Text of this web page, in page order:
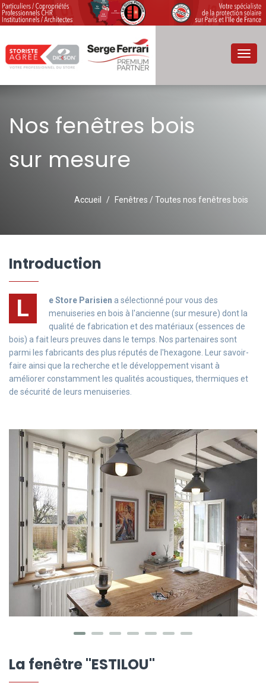
Nos fenêtres bois
sur mesure
Accueil Fenêtres / Toutes nos fenêtres bois
Introduction
L e Store Parisien a sélectionné pour vous des
menuiseries en bois à l'ancienne (sur mesure) dont la
qualité de fabrication et des matériaux (essences de
bois) a fait leurs preuves dans le temps. Nos partenaires sont
parmi les fabricants des plus réputés de l'hexagone. Leur savoir-
faire ainsi que la recherche et le développement visant à
améliorer constamment les qualités acoustiques, thermiques et
de sécurité de leurs menuiseries.
La fenêtre "ESTILOU"